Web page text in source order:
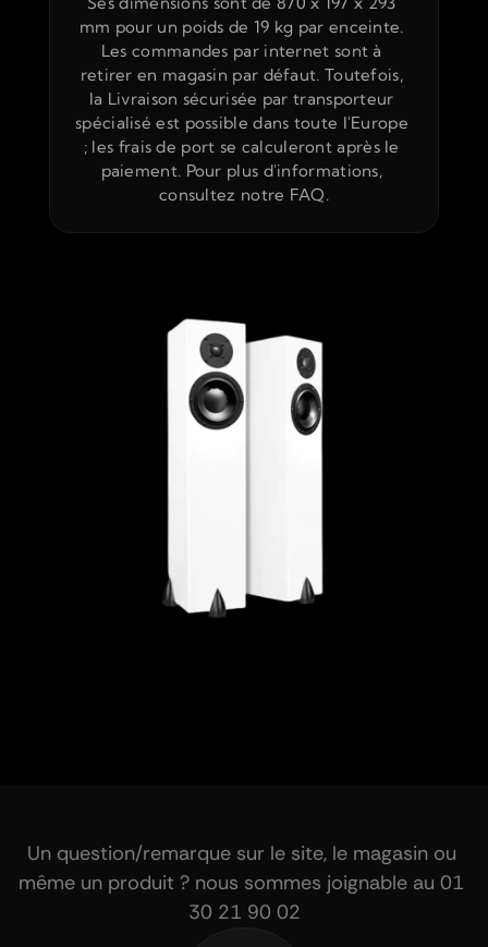
mm pour un poids de 19 kg par enceinte.
Les commandes par internet sont à
retirer en magasin par défaut. Toutefois,
la Livraison sécurisée par transporteur
spécialisé est possible dans toute l'Europe
; les frais de port se calculeront après le
paiement. Pour plus d'informations,
consultez notre FAQ.
Un question/remarque sur le site, le magasin ou
même un produit ? nous sommes joignable au 01
30 21 90 02